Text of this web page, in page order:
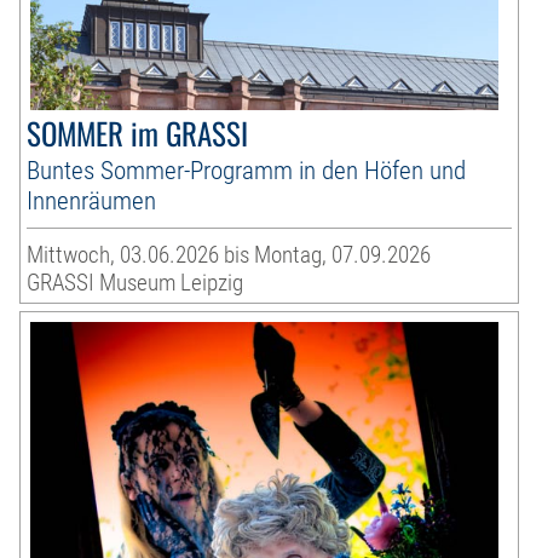
SOMMER im GRASSI
Buntes Sommer-Programm in den Höfen und
Innenräumen
Mittwoch, 03.06.2026 bis Montag, 07.09.2026
GRASSI Museum Leipzig